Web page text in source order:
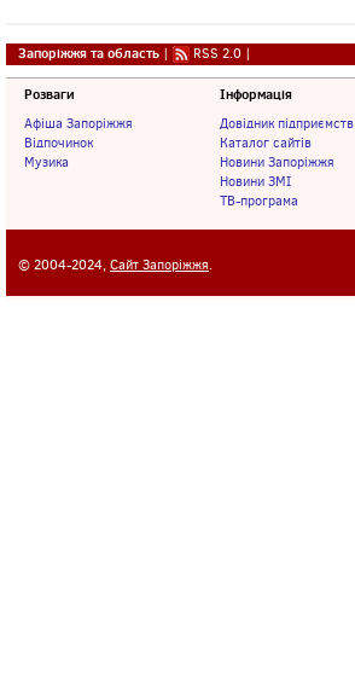
Запоріжжя та область | RSS 2.0 |
Розваги
Афіша Запоріжжя
Відпочинок
Музика
Інформація
Довідник підприємств
Каталог сайтів
Новини Запоріжжя
Новини ЗМІ
ТВ-програма
© 2004-2024, Сайт Запоріжжя.